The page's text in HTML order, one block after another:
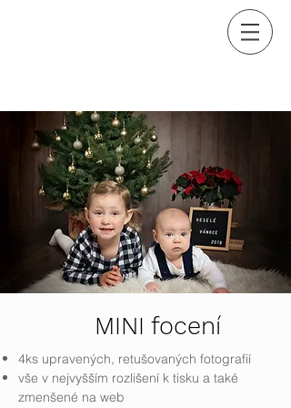
MINI focení
4ks upravených, retušovaných fotografií
vše v nejvyšším rozlišení k tisku a také
zmenšené na web